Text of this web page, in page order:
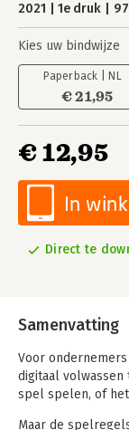
2021
1e druk
Kies uw bindwijze
Paperback | NL
€ 21,95
€ 12,95
In
Direct te
Samenvatting
Voor
digitaal
spel spelen, of
Maar de